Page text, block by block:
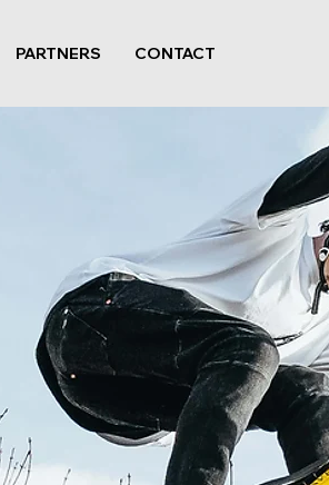
PARTNERS CONTACT